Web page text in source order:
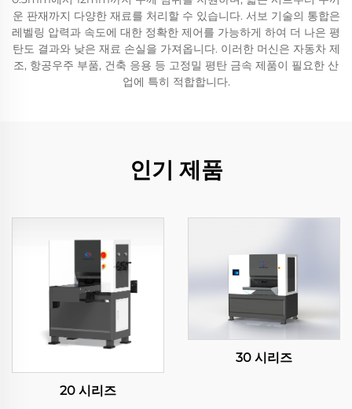
운 판재까지 다양한 재료를 처리할 수 있습니다. 서보 기술의 통합은
레벨링 압력과 속도에 대한 정확한 제어를 가능하게 하여 더 나은 평
탄도 결과와 낮은 재료 손실을 가져옵니다. 이러한 머신은 자동차 제
조, 항공우주 부품, 건축 응용 등 고정밀 평탄 금속 제품이 필요한 산
업에 특히 적합합니다.
인기 제품
20 시리즈
30 시리즈